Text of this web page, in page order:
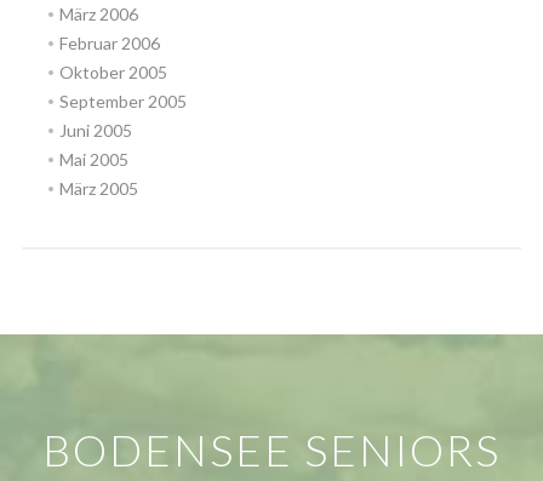
März 2006
Februar 2006
Oktober 2005
September 2005
Juni 2005
Mai 2005
März 2005
BODENSEE SENIORS